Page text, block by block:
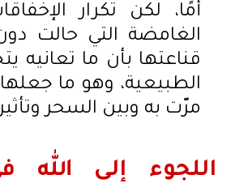
أمًا، لكن تكرار
الغامضة التي حالت
قناعتها بأن ما تعانيه
الطبيعية، وهو ما
مرّت به وبين السحر
اللجوء إلى الله